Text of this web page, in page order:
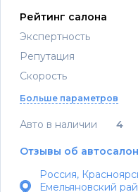
Рейтинг салона
Экспертность
Репутация
Скорость
Больше параметров
Авто в наличии 4
Отзывы об
Россия,
Емельяновский